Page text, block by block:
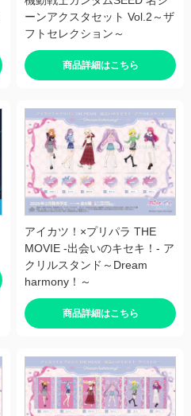
ーンアクスタセット Vol.2～ザ
フトセレクション～
商品詳細はこちら
アイカツ！×プリパラ THE
MOVIE -出会いのキセキ！- ア
クリルスタンド～Dream
harmony！～
商品詳細はこちら